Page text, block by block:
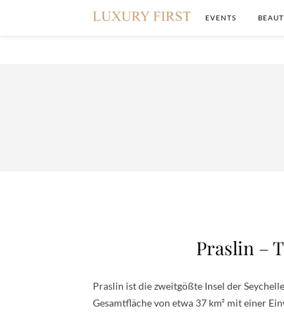
EVENTS
Praslin –
Praslin ist die zweitgößte Insel der
Gesamtfläche von etwa 37 km² mit einer